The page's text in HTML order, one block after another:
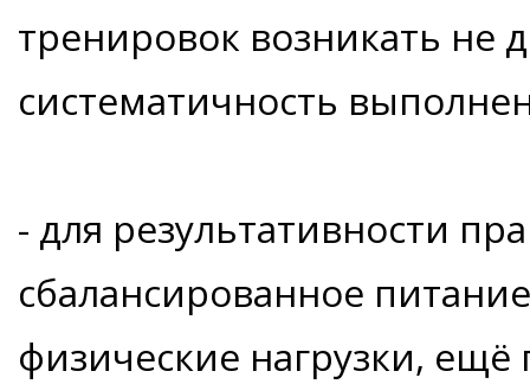
тренировок возникать не
систематичность
- для результативности
сбалансированное
физические нагрузки,